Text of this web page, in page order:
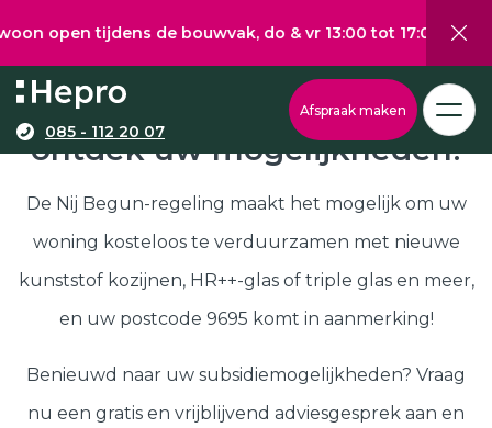
tijdens de bouwvak, do & vr 13:00 tot 17:00, za 10:00
085 - 112 20 07
Afspraak maken
Nij Begun subsidie in 9695,
ontdek uw mogelijkheden!
De Nij Begun-regeling maakt het mogelijk om uw
woning kosteloos te verduurzamen met nieuwe
kunststof kozijnen, HR++-glas of triple glas en meer,
en uw postcode 9695 komt in aanmerking!
Benieuwd naar uw subsidiemogelijkheden? Vraag
nu een gratis en vrijblijvend adviesgesprek aan en
Wat wilt u graag verduurzamen?
Via onze configurator berekent u eenvoudig een
richtprijs voor uw kunststof kozijnen, -deuren, of
schuifpuien.
Samenstellen
Deuren
Kunststof kozijnen
Kunststof deuren
Kunststof schuifpuien
Isolatie
Klantenservice
Hepro
Subsidies